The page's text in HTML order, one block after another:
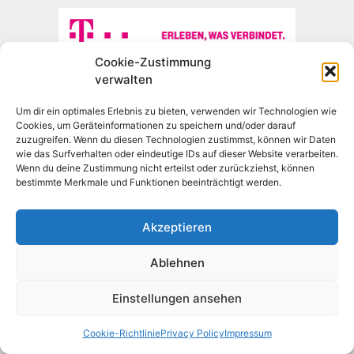
Cookie-Zustimmung
verwalten
Um dir ein optimales Erlebnis zu bieten, verwenden wir Technologien wie
Cookies, um Geräteinformationen zu speichern und/oder darauf
zuzugreifen. Wenn du diesen Technologien zustimmst, können wir Daten
wie das Surfverhalten oder eindeutige IDs auf dieser Website verarbeiten.
Wenn du deine Zustimmung nicht erteilst oder zurückziehst, können
bestimmte Merkmale und Funktionen beeinträchtigt werden.
Akzeptieren
Ablehnen
Einstellungen ansehen
Cookie-RichtliniePrivacy PolicyImpressum
[cookie_settings]